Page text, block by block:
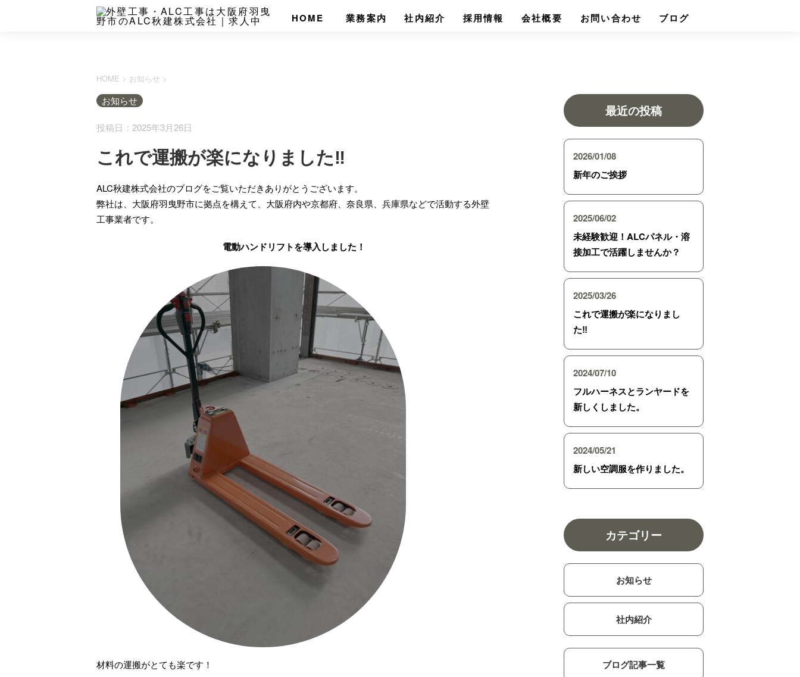
HOME 業務案内 社内紹介 採用情報 会社概要 お問い合わせ ブログ
HOME > お知らせ >
お知らせ
投稿日：2025年3月26日
これで運搬が楽になりました‼︎
ALC秋建株式会社のブログをご覧いただきありがとうございます。
弊社は、大阪府羽曳野市に拠点を構えて、大阪府内や京都府、奈良県、兵庫県などで活動する外壁
工事業者です。
電動ハンドリフトを導入しました！
材料の運搬がとても楽です！
最近の投稿
2026/01/08
新年のご挨拶
2025/06/02
未経験歓迎！ALCパネル・溶
接加工で活躍しませんか？
2025/03/26
これで運搬が楽になりまし
た‼︎
2024/07/10
フルハーネスとランヤードを
新しくしました。
2024/05/21
新しい空調服を作りました。
カテゴリー
お知らせ
社内紹介
ブログ記事一覧